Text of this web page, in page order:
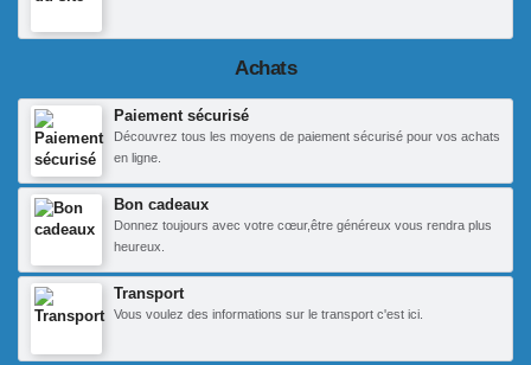
Achats
Paiement sécurisé
Découvrez tous les moyens de paiement sécurisé pour vos achats
en ligne.
Bon cadeaux
Donnez toujours avec votre cœur,être généreux vous rendra plus
heureux.
Transport
Vous voulez des informations sur le transport c'est ici.